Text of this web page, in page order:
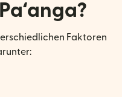
Faktoren